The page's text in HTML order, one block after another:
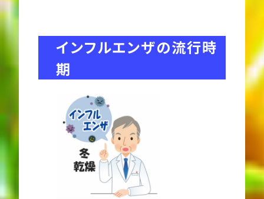
インフルエンザの流行時
期